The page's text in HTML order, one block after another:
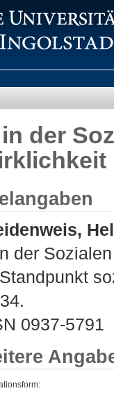
in der
der
Standpunkt
0937-5791